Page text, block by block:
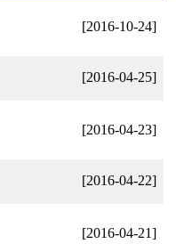
[2016-10-24]
[2016-04-25]
[2016-04-23]
[2016-04-22]
[2016-04-21]